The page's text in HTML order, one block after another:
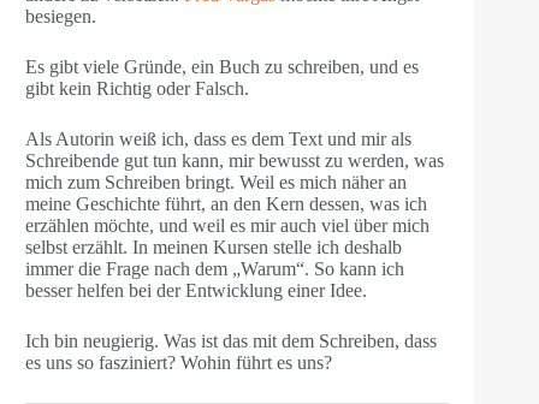
besiegen.
Es gibt viele Gründe, ein Buch zu schreiben, und es
gibt kein Richtig oder Falsch.
Als Autorin weiß ich, dass es dem Text und mir als
Schreibende gut tun kann, mir bewusst zu werden, was
mich zum Schreiben bringt. Weil es mich näher an
meine Geschichte führt, an den Kern dessen, was ich
erzählen möchte, und weil es mir auch viel über mich
selbst erzählt. In meinen Kursen stelle ich deshalb
immer die Frage nach dem „Warum“. So kann ich
besser helfen bei der Entwicklung einer Idee.
Ich bin neugierig. Was ist das mit dem Schreiben, dass
es uns so fasziniert? Wohin führt es uns?